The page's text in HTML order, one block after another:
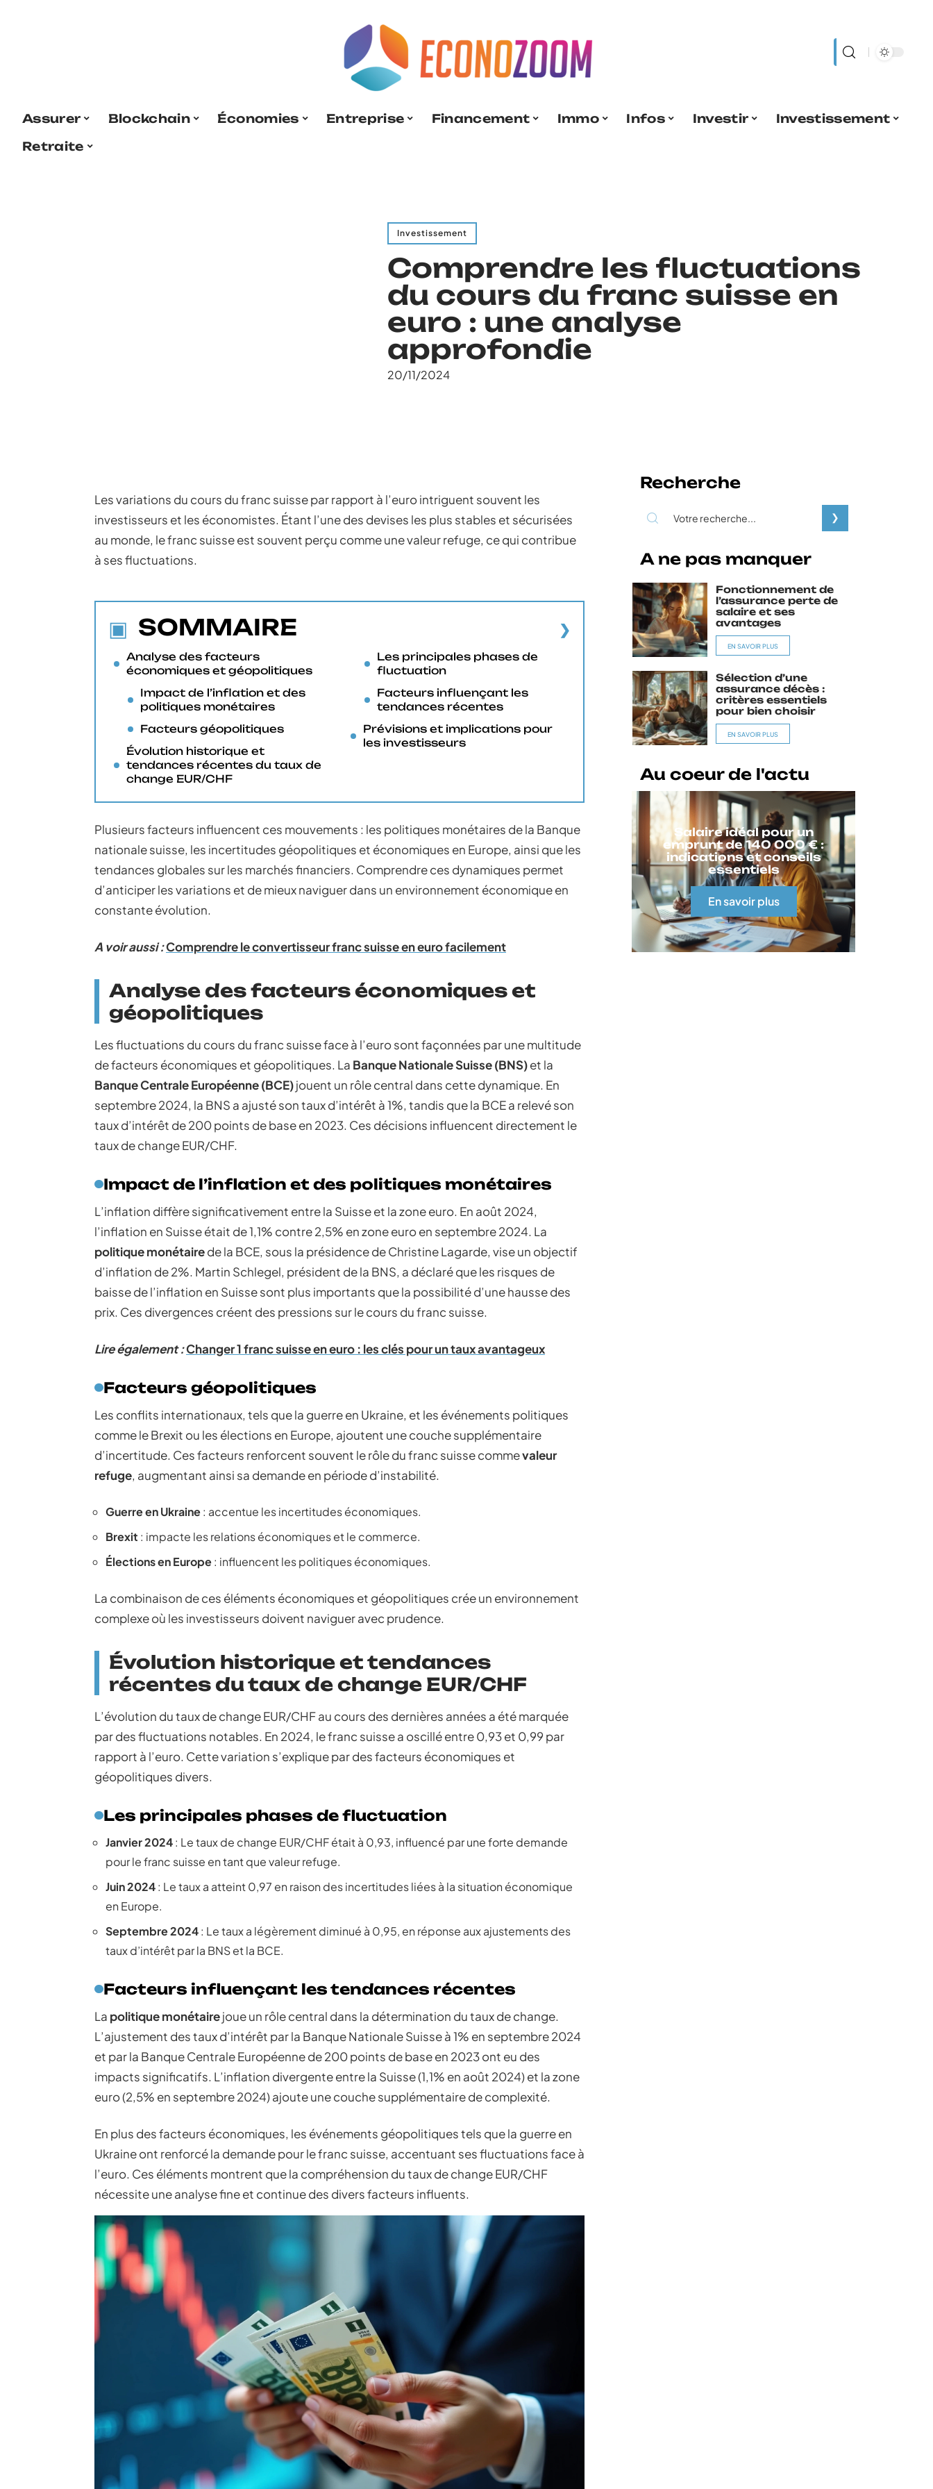
Assurer Blockchain Économies Entreprise Financement Immo Infos Investir
Investissement
Retraite
Investissement
Comprendre les fluctuations
du cours du franc suisse en
euro : une analyse
approfondie
20/11/2024
Les variations du cours du franc suisse par rapport à l’euro intriguent souvent les
investisseurs et les économistes. Étant l’une des devises les plus stables et sécurisées
au monde, le franc suisse est souvent perçu comme une valeur refuge, ce qui contribue
à ses fluctuations.
SOMMAIRE
Analyse des facteurs
économiques et géopolitiques
Impact de l’inflation et des
politiques monétaires
Facteurs géopolitiques
Évolution historique et
tendances récentes du taux de
change EUR/CHF
Les principales phases de
fluctuation
Facteurs influençant les
tendances récentes
Prévisions et implications pour
les investisseurs
Plusieurs facteurs influencent ces mouvements : les politiques monétaires de la Banque
nationale suisse, les incertitudes géopolitiques et économiques en Europe, ainsi que les
tendances globales sur les marchés financiers. Comprendre ces dynamiques permet
d’anticiper les variations et de mieux naviguer dans un environnement économique en
constante évolution.
A voir aussi :Comprendre le convertisseur franc suisse en euro facilement
Analyse des facteurs économiques et
géopolitiques
Les fluctuations du cours du franc suisse face à l’euro sont façonnées par une multitude
de facteurs économiques et géopolitiques. La Banque Nationale Suisse (BNS)et la
Banque Centrale Européenne (BCE)jouent un rôle central dans cette dynamique. En
septembre 2024, la BNS a ajusté son taux d’intérêt à 1%, tandis que la BCE a relevé son
taux d’intérêt de 200 points de base en 2023. Ces décisions influencent directement le
taux de change EUR/CHF.
Impact de l’inflation et des politiques monétaires
L’inflation diffère significativement entre la Suisse et la zone euro. En août 2024,
l’inflation en Suisse était de 1,1% contre 2,5% en zone euro en septembre 2024. La
politique monétairede la BCE, sous la présidence de Christine Lagarde, vise un objectif
d’inflation de 2%. Martin Schlegel, président de la BNS, a déclaré que les risques de
baisse de l’inflation en Suisse sont plus importants que la possibilité d’une hausse des
prix. Ces divergences créent des pressions sur le cours du franc suisse.
Lire également :Changer 1 franc suisse en euro : les clés pour un taux avantageux
Facteurs géopolitiques
Les conflits internationaux, tels que la guerre en Ukraine, et les événements politiques
comme le Brexit ou les élections en Europe, ajoutent une couche supplémentaire
d’incertitude. Ces facteurs renforcent souvent le rôle du franc suisse commevaleur
refuge, augmentant ainsi sa demande en période d’instabilité.
Guerre en Ukraine: accentue les incertitudes économiques.
Brexit : impacte les relations économiques et le commerce.
Élections en Europe: influencent les politiques économiques.
La combinaison de ces éléments économiques et géopolitiques crée un environnement
complexe où les investisseurs doivent naviguer avec prudence.
Évolution historique et tendances
récentes du taux de change EUR/CHF
L’évolution du taux de change EUR/CHF au cours des dernières années a été marquée
par des fluctuations notables. En 2024, le franc suisse a oscillé entre 0,93 et 0,99 par
rapport à l’euro. Cette variation s’explique par des facteurs économiques et
géopolitiques divers.
Les principales phases de fluctuation
Janvier 2024: Le taux de change EUR/CHF était à 0,93, influencé par une forte demande
pour le franc suisse en tant que valeur refuge.
Juin 2024: Le taux a atteint 0,97 en raison des incertitudes liées à la situation économique
en Europe.
Septembre 2024: Le taux a légèrement diminué à 0,95, en réponse aux ajustements des
taux d’intérêt par la BNS et la BCE.
Facteurs influençant les tendances récentes
La politique monétairejoue un rôle central dans la détermination du taux de change.
L’ajustement des taux d’intérêt par la Banque Nationale Suisse à 1% en septembre 2024
et par la Banque Centrale Européenne de 200 points de base en 2023 ont eu des
impacts significatifs. L’inflation divergente entre la Suisse (1,1% en août 2024) et la zone
euro (2,5% en septembre 2024) ajoute une couche supplémentaire de complexité.
En plus des facteurs économiques, les événements géopolitiques tels que la guerre en
Ukraine ont renforcé la demande pour le franc suisse, accentuant ses fluctuations face à
l’euro. Ces éléments montrent que la compréhension du taux de change EUR/CHF
nécessite une analyse fine et continue des divers facteurs influents.
Recherche
A ne pas manquer
Fonctionnement de
l’assurance perte de
salaire et ses
avantages
EN SAVOIR PLUS
Sélection d’une
assurance décès :
critères essentiels
pour bien choisir
EN SAVOIR PLUS
Au coeur de l'actu
Salaire idéal pour un
emprunt de 140 000 € :
indications et conseils
essentiels
En savoir plus